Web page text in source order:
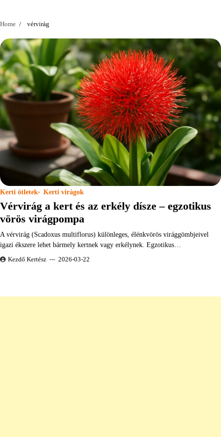
Home vérvirág
Kerti ötletek Kerti virágok
Vérvirág a kert és az erkély dísze – egzotikus
vörös virágpompa
A vérvirág (Scadoxus multiflorus) különleges, élénkvörös virággömbjeivel
igazi ékszere lehet bármely kertnek vagy erkélynek. Egzotikus…
Kezdő Kertész 2026-03-22